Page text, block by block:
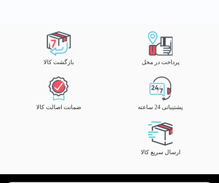
پرداخت در محل بازگشت کالا
پشتیبانی 24 ساعته ضمانت اصالت کالا
ارسال سریع کالا